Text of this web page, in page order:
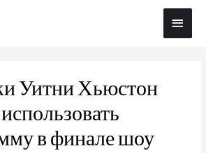
Уитни Хьюстон
в финале шоу